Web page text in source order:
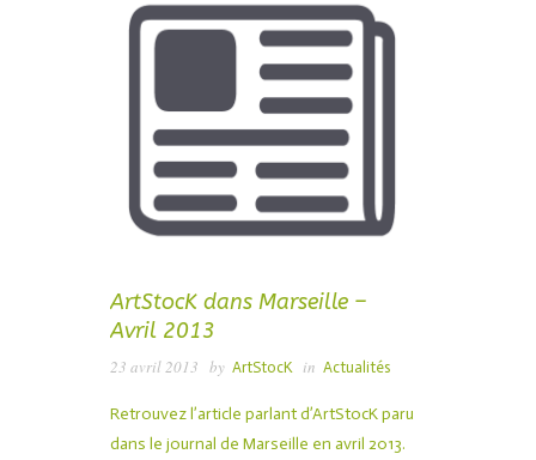
ArtStocK dans Marseille –
Avril 2013
23 avril 2013 by ArtStocK in Actualités
Retrouvez l’article parlant d’ArtStocK paru
dans le journal de Marseille en avril 2013.